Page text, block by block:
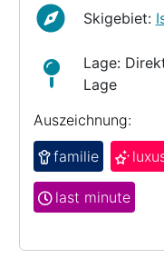
Skigebiet:
Lage:
Lage
Auszeichnung:
familie
last minute